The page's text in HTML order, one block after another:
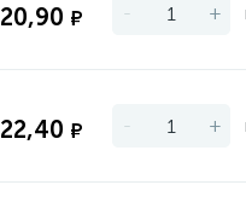
20,90 ₽ - +
22,40 ₽ - +